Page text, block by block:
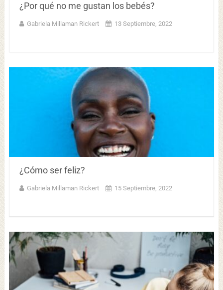
¿Por qué no me gustan los bebés?
Gabriela Millaman Rickert 13 Septiembre, 2022
¿Cómo ser feliz?
Gabriela Millaman Rickert 15 Septiembre, 2022